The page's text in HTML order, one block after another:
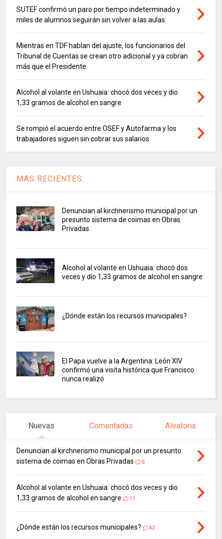
SUTEF confirmó un paro por tiempo indeterminado y
miles de alumnos seguirán sin volver a las aulas
Mientras en TDF hablan del ajuste, los funcionarios del
Tribunal de Cuentas se crean otro adicional y ya cobran
más que el Presidente
Alcohol al volante en Ushuaia: chocó dos veces y dio
1,33 gramos de alcohol en sangre
Se rompió el acuerdo entre OSEF y Autofarma y los
trabajadores siguen sin cobrar sus salarios
MAS RECIENTES
Denuncian al kirchnerismo municipal por un
presunto sistema de coimas en Obras
Privadas
Alcohol al volante en Ushuaia: chocó dos
veces y dio 1,33 gramos de alcohol en sangre
¿Dónde están los recursos municipales?
El Papa vuelve a la Argentina: León XIV
confirmó una visita histórica que Francisco
nunca realizó
Nuevas Comentadas Aleatoria
Denuncian al kirchnerismo municipal por un presunto
sistema de coimas en Obras Privadas
6
Alcohol al volante en Ushuaia: chocó dos veces y dio
1,33 gramos de alcohol en sangre
11
¿Dónde están los recursos municipales? 42